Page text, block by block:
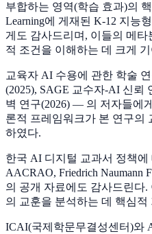
부합하는 영역(학습 효과)의
Learning에 게재된 K-12 지능
게도 감사드리며, 이들의 메
적 조건을 이해하는 데 크게
교육자 AI 수용에 관한 학술
(2025), SAGE 교수자-AI 신뢰
벽 연구(2026) — 의 저자들에
론적 프레임워크가 본 연구의
하였다.
한국 AI 디지털 교과서 정책에
AACRAO, Friedrich Naumann
의 공개 자료에도 감사드린다
의 교훈을 분석하는 데 핵심적
ICAI(국제학문무결성센터)와